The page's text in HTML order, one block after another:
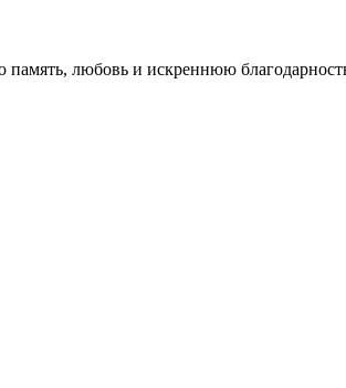
память, любовь и искреннюю